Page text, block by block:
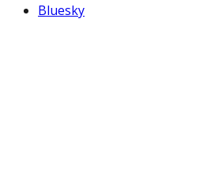
Bluesky